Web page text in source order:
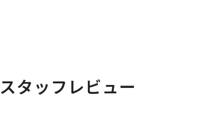
スタッフレビュー